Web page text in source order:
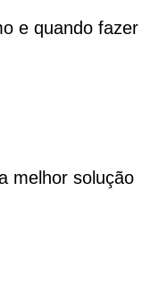
e quando fazer
melhor solução